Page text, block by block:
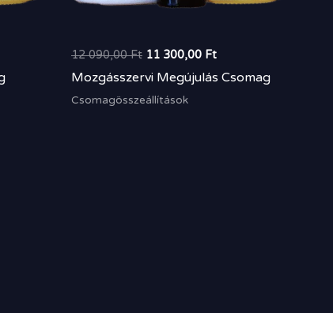
12 090,00Ft 11 300,00 Ft
Mozgásszervi Megújulás Csomag
Csomagösszeállítások